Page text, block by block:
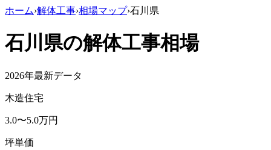
ホーム›解体工事›相場マップ›石川県
石川県の解体工事相場
2026年最新データ
木造住宅
3.0〜5.0万円
坪単価